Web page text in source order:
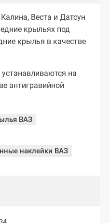
Веста и Датсун
крыльях под
крылья в качестве
на
антигравийной
ВАЗ
наклейки ВАЗ